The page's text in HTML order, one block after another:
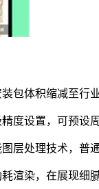
包体积缩减至行
度设置，可预设
层处理技术，普
渲染，在展现细